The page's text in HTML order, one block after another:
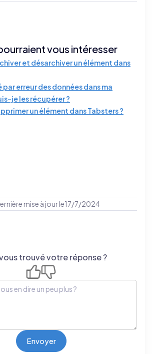
vous intéresser
et désarchiver un élément dans
par erreur des données dans ma
je les récupérer ?
un élément dans Tabsters ?
mise à jour le17/7/2024
trouvé votre réponse ?